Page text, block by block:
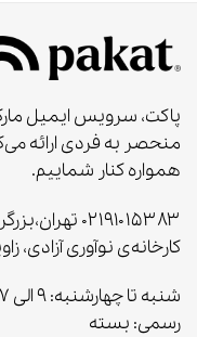
پاکت، سرویس ایمیل
منحصر به‌ فردی ارائه
همواره کنار شماییم.
کارخانه‌ی نوآوری آزادی،
رسمی: بسته